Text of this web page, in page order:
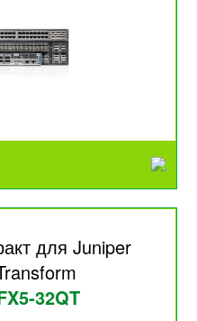
для Juniper
32QT